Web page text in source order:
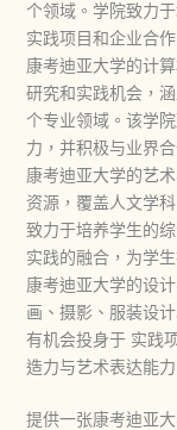
个领域。学院致力
实践项目和企业合
康考迪亚大学的计
研究和实践机会，
个专业领域。该学
力，并积极与业界
康考迪亚大学的艺
资源，覆盖人文学
致力于培养学生的
实践的融合，为学
康考迪亚大学的设
画、摄影、服装设
有机会投身于 实践
造力与艺术表达能力
提供一张康考迪亚